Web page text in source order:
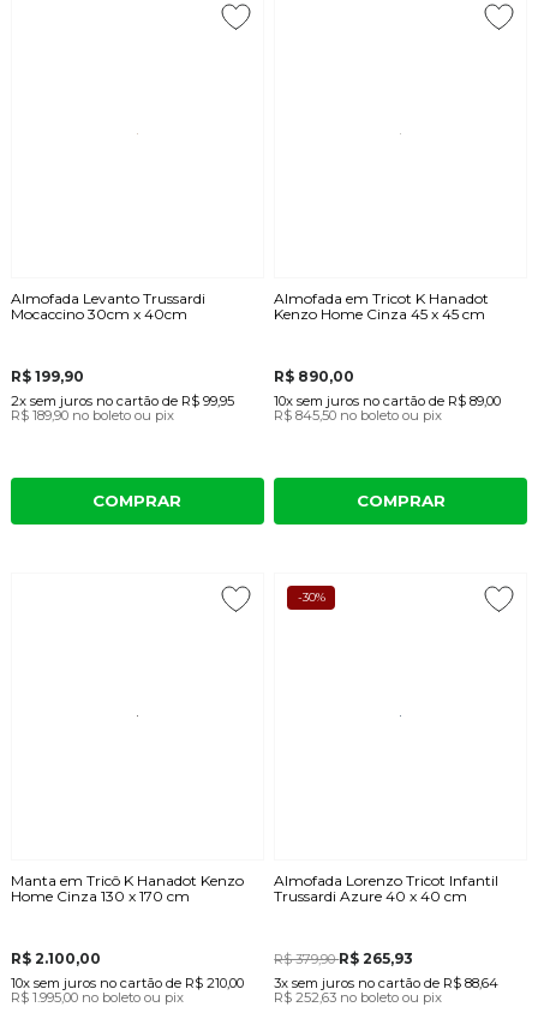
Almofada Levanto Trussardi
Mocaccino 30cm x 40cm
R$ 199,90
2x sem juros no cartãode R$ 99,95
R$ 189,90 no boleto ou pix
COMPRAR
Almofada em Tricot K Hanadot
Kenzo Home Cinza 45 x 45 cm
R$ 890,00
10x sem juros no cartão de R$ 89,00
R$ 845,50 no boleto ou pix
COMPRAR
Manta em Tricô K Hanadot Kenzo
Home Cinza 130 x 170 cm
R$ 2.100,00
10x sem juros no cartãode R$ 210,00
R$ 1.995,00 no boleto ou pix
-30%
Almofada Lorenzo Tricot Infantil
Trussardi Azure 40 x 40 cm
R$ 379,90R$ 265,93
3x sem juros no cartão de R$ 88,64
R$ 252,63 no boleto ou pix